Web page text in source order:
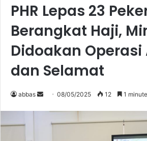
PHR Lepas 23
Berangkat Haji,
Didoakan Operasi
dan Selamat
abbas 08/05/2025 12 1